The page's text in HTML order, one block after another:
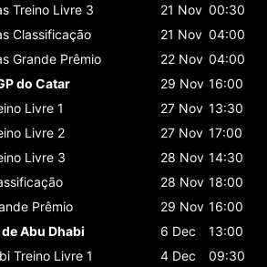
Treino Livre 3 21 Nov 00:30
Classificaçāo 21 Nov 04:00
Grande Prêmio 22 Nov 04:00
do Catar
29 Nov 16:00
Livre 1 27 Nov 13:30
Livre 2 27 Nov 17:00
Livre 3 28 Nov 14:30
28 Nov 18:00
Prêmio 29 Nov 16:00
de Abu Dhabi
6 Dec
13:00
Treino Livre 1 4 Dec
09:30